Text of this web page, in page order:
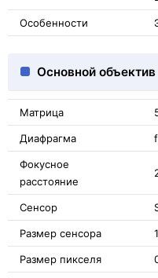
Особенности
Основной объектив
Матрица
Диафрагма
Фокусное
расстояние
Сенсор
Размер сенсора
Размер пикселя